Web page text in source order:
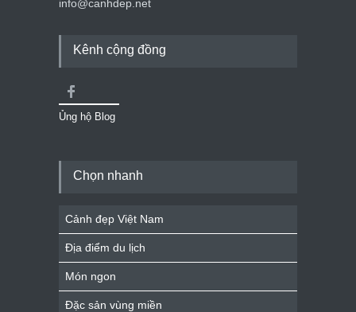
info@canhdep.net
Kênh cộng đồng
Ủng hộ Blog
Chọn nhanh
Cảnh đẹp Việt Nam
Địa điểm du lịch
Món ngon
Đặc sản vùng miền